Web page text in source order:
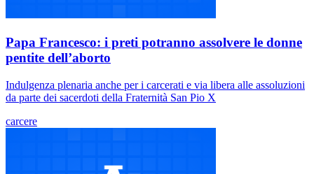
Papa Francesco: i preti potranno assolvere le donne
pentite dell’aborto
Indulgenza plenaria anche per i carcerati e via libera alle assoluzioni
da parte dei sacerdoti della Fraternità San Pio X
carcere